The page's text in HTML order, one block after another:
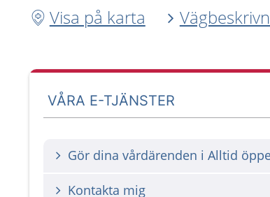
Visa på karta
VÅRA E-TJÄNSTER
Gör dina vårdärenden i Alltid
Kontakta mig